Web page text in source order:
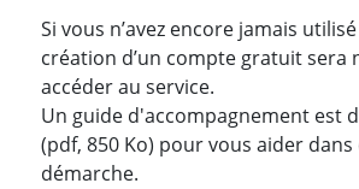
Si vous n’avez encore jamais
création d’un compte gratuit sera
accéder au service.
Un guide d'accompagnement est
(pdf, 850 Ko) pour vous aider
démarche.